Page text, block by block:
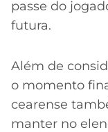
passe do
futura.
Além de
o momento
cearense
manter no